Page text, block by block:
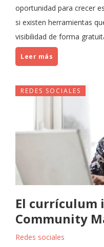
oportunidad para crecer
si existen herramientas
visibilidad de forma
Leer más
REDES SOCIALES
El currículum
Community
Redes sociales